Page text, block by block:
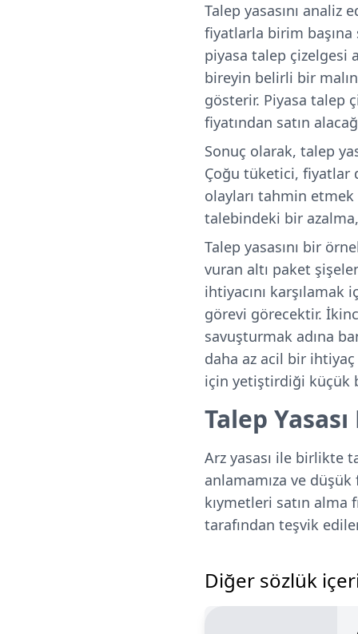
Talep yasasını analiz
fiyatlarla birim
piyasa talep çizelgesi
bireyin belirli bir
gösterir. Piyasa talep
fiyatından satın
Sonuç olarak, talep
Çoğu tüketici, fiyatlar
olayları tahmin
talebindeki bir
Talep yasasını bir
vuran altı paket
ihtiyacını
görevi görecektir.
savuşturmak adına
daha az acil bir
için yetiştirdiği küçük
Talep
Arz yasası ile birlikte
anlamamıza ve
kıymetleri satın alma
tarafından teşvik
Diğer sözlük